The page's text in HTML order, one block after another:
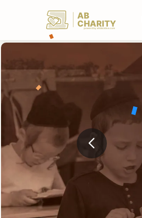
AB
CHARITY
powerd by ahblicklive.com